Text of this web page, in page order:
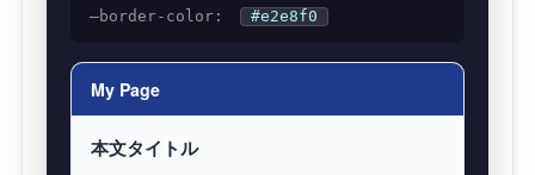
–border-color:
#e2e8f0
My Page
本文タイトル